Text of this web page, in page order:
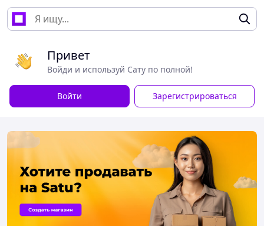
Привет
Войди и используй Сату по полной!
Войти Зарегистрироваться